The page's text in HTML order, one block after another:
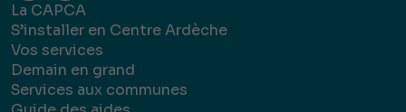
La CAPCA
S’installer en Centre Ardèche
Vos services
Demain en grand
Services aux communes